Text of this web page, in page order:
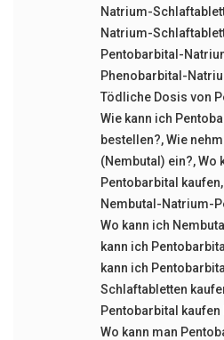
Natrium-
Natrium-
Pentobarbital-
Phenobarbital-
Tödliche Dosis von
Wie kann ich
bestellen?,Wie
(Nembutal) ein?,Wo
Pentobarbital kaufen,
Nembutal-Natrium-
Wo kann ich
kann ich
kann ich
Schlaftabletten
Pentobarbital
Wo kann man